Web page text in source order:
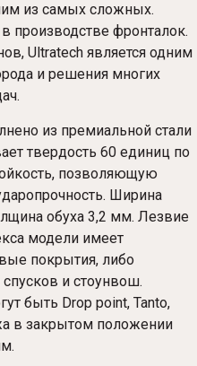
из самых сложных.
производстве фронталок.
Ultratech является одним
и решения многих
из премиальной стали
твердость 60 единиц по
позволяющую
Ширина
обуха 3,2 мм. Лезвие
модели имеет
покрытия, либо
и стоунвош.
быть Drop point, Tanto,
в закрытом положении